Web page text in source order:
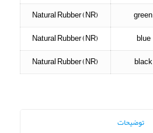
Natural Rubber (NR)
green
Natural Rubber (NR)
blue
Natural Rubber (NR)
black
توضیحات